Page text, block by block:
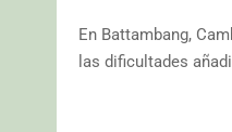
En Battambang,
las dificultades